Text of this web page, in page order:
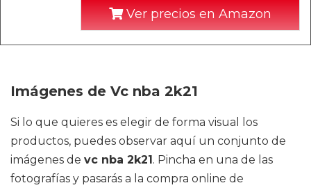
Ver precios en Amazon
Imágenes de Vc nba 2k21
Si lo que quieres es elegir de forma visual los
productos, puedes observar aquí un conjunto de
imágenes de vc nba 2k21. Pincha en una de las
fotografías y pasarás a la compra online de